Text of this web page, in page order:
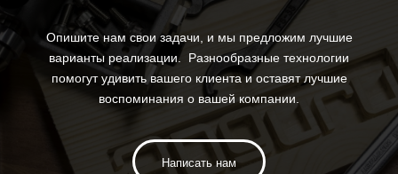
Опишите нам свои задачи, и мы предложим лучшие
варианты реализации. Разнообразные технологии
помогут удивить вашего клиента и оставят лучшие
воспоминания о вашей компании.
Написать нам